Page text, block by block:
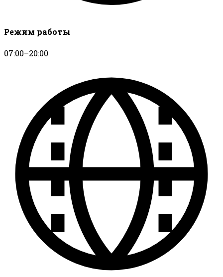
Режим работы
07:00–20:00